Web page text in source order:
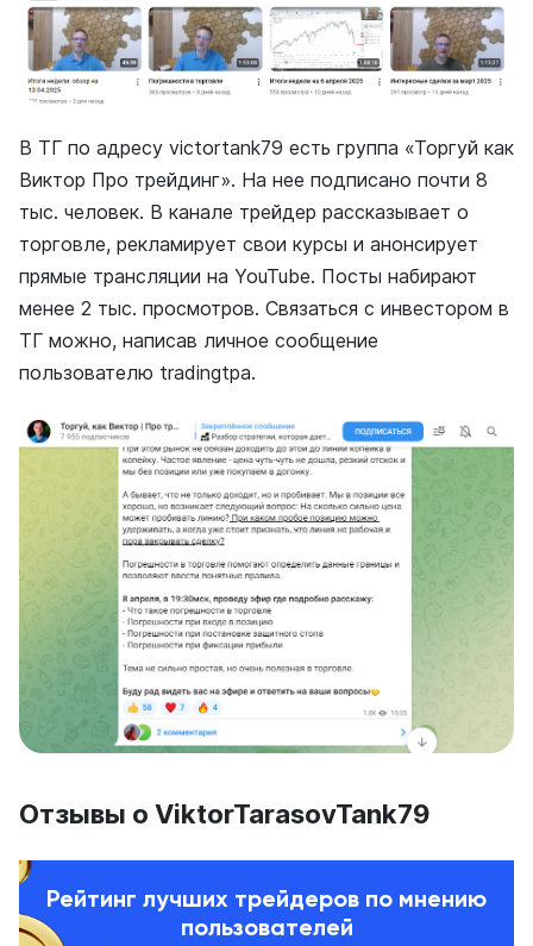
В ТГ по адресу victortank79 есть группа «Торгуй как
Виктор Про трейдинг». На нее подписано почти 8
тыс. человек. В канале трейдер рассказывает о
торговле, рекламирует свои курсы и анонсирует
прямые трансляции на YouTube. Посты набирают
менее 2 тыс. просмотров. Связаться с инвестором в
ТГ можно, написав личное сообщение
пользователю tradingtpa.
Отзывы о ViktorTarasovTank79
Рейтинг лучших трейдеров по мнению
пользователей